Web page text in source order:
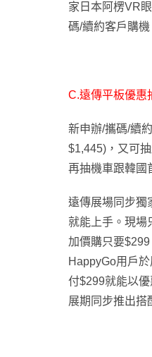
家日本阿楞VR
碼/續約客戶購
C.遠傳平板優惠
新申辦/攜碼/續
$1,445)，又可
再抽機車跟韓國
遠傳展場同步獨
就能上手。現場
加價購只要
HappyGo用戶
付$299就能以
展期同步推出搭